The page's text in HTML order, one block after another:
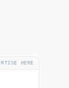
HERE